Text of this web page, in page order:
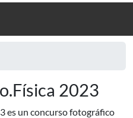
2023
es un concurso fotográfico